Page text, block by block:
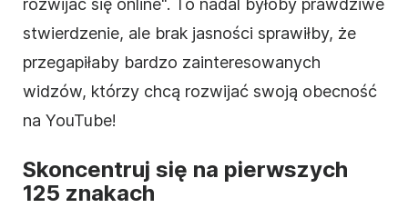
rozwijać się online". To nadal byłoby prawdziwe
stwierdzenie, ale brak jasności sprawiłby, że
przegapiłaby bardzo zainteresowanych
widzów, którzy chcą rozwijać swoją obecność
na YouTube!
Skoncentruj się na pierwszych
125 znakach